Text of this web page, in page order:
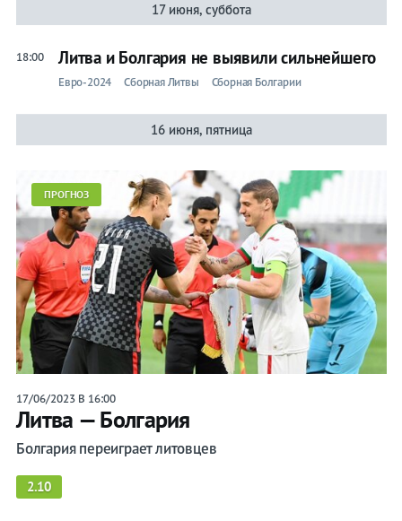
17 июня, суббота
18:00 Литва и Болгария не выявили сильнейшего
Евро-2024 Сборная Литвы Сборная Болгарии
16 июня, пятница
ПРОГНОЗ
17/06/2023 В 16:00
Литва — Болгария
Болгария переиграет литовцев
2.10